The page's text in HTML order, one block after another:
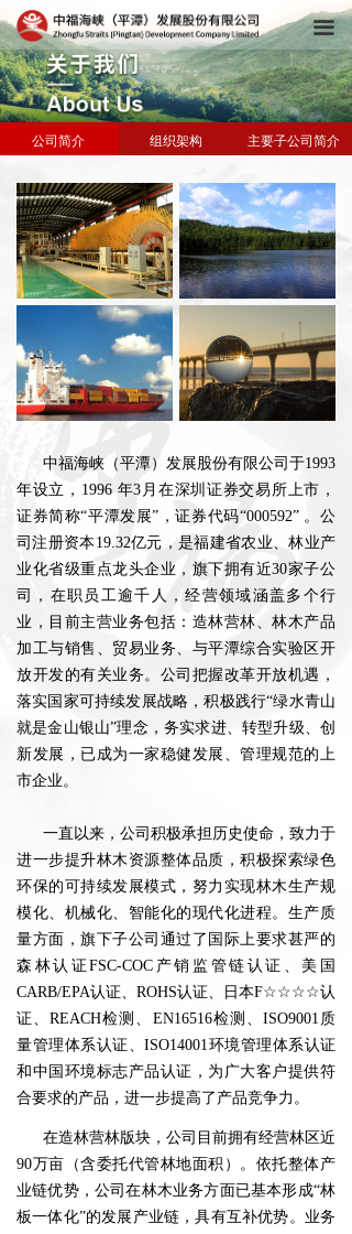
끀
公司简介 组织架构 主要子公司简介
中福海峡（平潭）发展股份有限公司于1993
年设立，1996 年3月在深圳证券交易所上市，
证券简称“平潭发展”，证券代码“000592” 。公
司注册资本19.32亿元，是福建省农业、林业产
业化省级重点龙头企业，旗下拥有近30家子公
司，在职员工逾千人，经营领域涵盖多个行
业，目前主营业务包括：造林营林、林木产品
加工与销售、贸易业务、与平潭综合实验区开
放开发的有关业务。公司把握改革开放机遇，
落实国家可持续发展战略，积极践行“绿水青山
就是金山银山”理念，务实求进、转型升级、创
新发展，已成为一家稳健发展、管理规范的上
市企业。
一直以来，公司积极承担历史使命，致力于
进一步提升林木资源整体品质，积极探索绿色
环保的可持续发展模式，努力实现林木生产规
模化、机械化、智能化的现代化进程。生产质
量方面，旗下子公司通过了国际上要求甚严的
森林认证FSC-COC产销监管链认证、美国
CARB/EPA认证、ROHS认证、日本F☆☆☆☆认
证、REACH检测、EN16516检测、ISO9001质
量管理体系认证、ISO14001环境管理体系认证
和中国环境标志产品认证，为广大客户提供符
合要求的产品，进一步提高了产品竞争力。
在造林营林版块，公司目前拥有经营林区近
90万亩（含委托代管林地面积）。依托整体产
业链优势，公司在林木业务方面已基本形成“林
板一体化”的发展产业链，具有互补优势。业务